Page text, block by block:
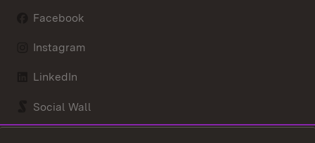
Facebook
Instagram
LinkedIn
Social Wall